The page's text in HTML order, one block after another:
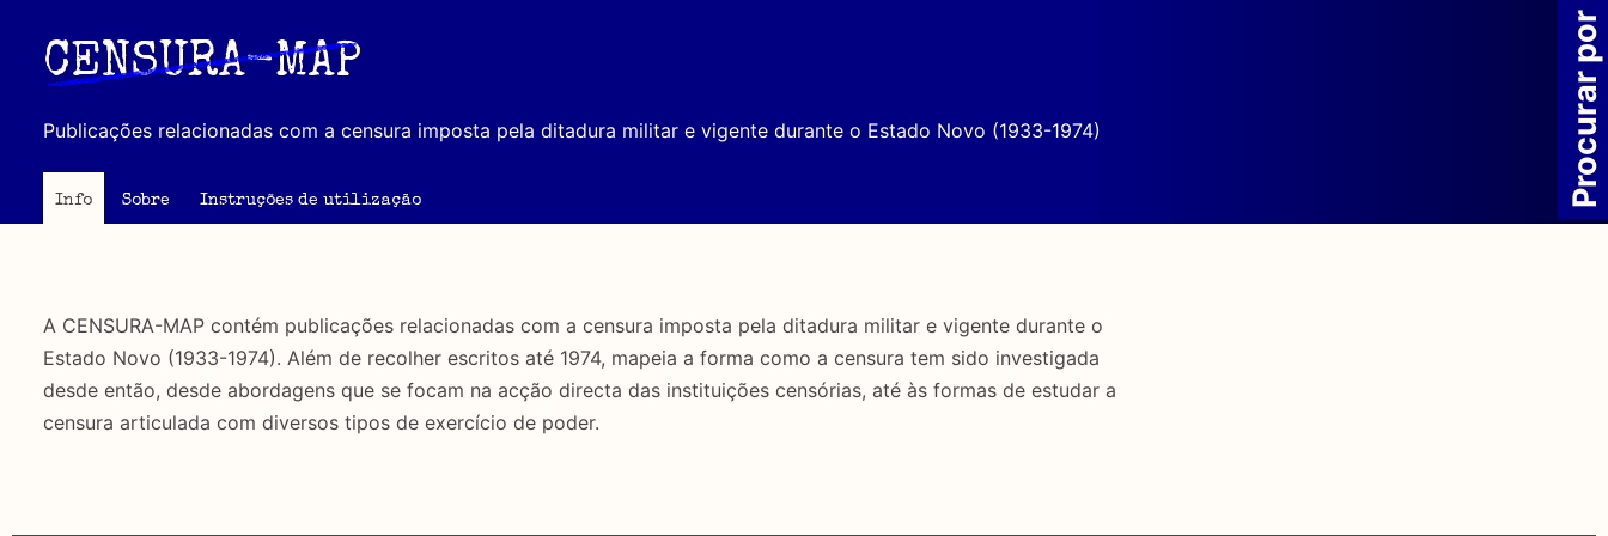
principal
CENSURA-MAP
Publicações relacionadas com a censura imposta pela ditadura militar e vigente durante o Estado Novo (1933-1974)
Info Sobre Instruções de utilização
A CENSURA-MAP contém publicações relacionadas com a censura imposta pela ditadura militar e vigente durante o
Estado Novo (1933-1974). Além de recolher escritos até 1974, mapeia a forma como a censura tem sido investigada
desde então, desde abordagens que se focam na acção directa das instituições censórias, até às formas de estudar a
censura articulada com diversos tipos de exercício de poder.
Procurar por